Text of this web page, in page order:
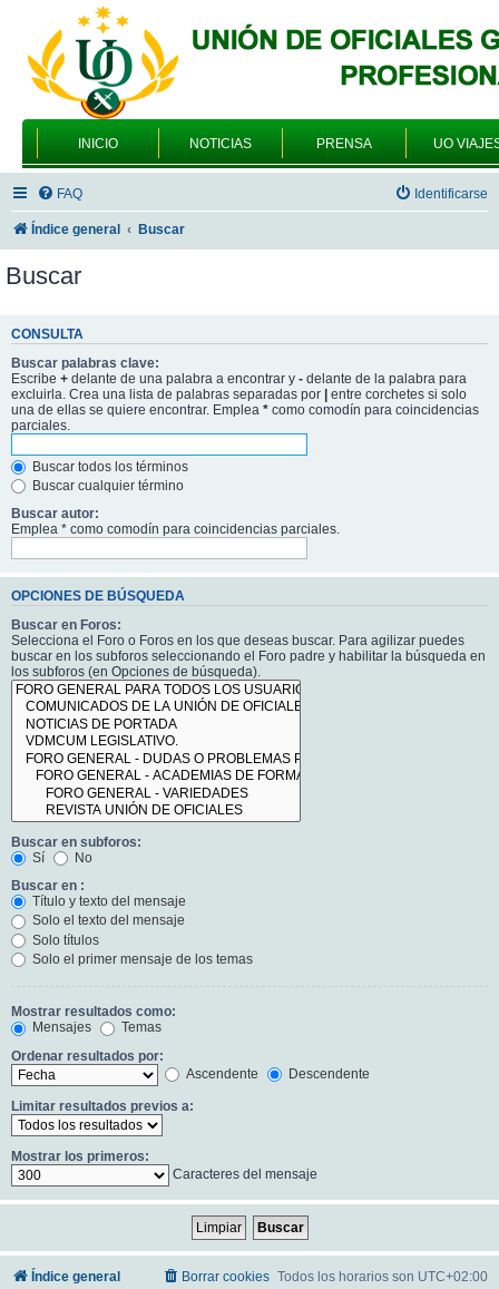
INICIO NOTICIAS PRENSA UO
FAQ Identificarse
Índice general Buscar
Buscar
CONSULTA
Buscar palabras clave:
Escribe + delante de una palabra a encontrar y - delante de la palabra para
excluirla. Crea una lista de palabras separadas por | entre corchetes si solo
una de ellas se quiere encontrar. Emplea * como comodín para coincidencias
parciales.
Buscar todos los términos
Buscar cualquier término
Buscar autor:
Emplea * como comodín para coincidencias parciales.
OPCIONES DE BÚSQUEDA
Buscar en Foros:
Selecciona el Foro o Foros en los que deseas buscar. Para agilizar puedes
buscar en los subforos seleccionando el Foro padre y habilitar la búsqueda en
los subforos (en Opciones de búsqueda).
Buscar en subforos:
Sí
No
Buscar en :
Título y texto del mensaje
Solo el texto del mensaje
Solo títulos
Solo el primer mensaje de los temas
Mostrar resultados como:
Mensajes
Temas
Ordenar resultados por:
Ascendente
Descendente
Limitar resultados previos a:
Mostrar los primeros:
Caracteres del mensaje
Índice general Todos los horarios son UTC+02:00
Borrar cookies